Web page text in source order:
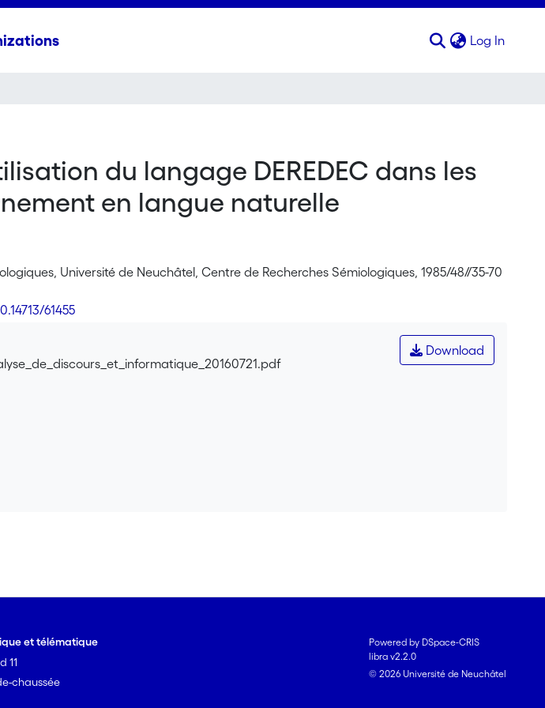
Log In
du langage DEREDEC dans les
en langue naturelle
Université de Neuchâtel, Centre de Recherches Sémiologiques, 1985/48//35-70
61455
Download
et télématique
11
chaussée
Powered by DSpace-CRIS
libra v2.2.0
© 2026 Université de Neuchâtel